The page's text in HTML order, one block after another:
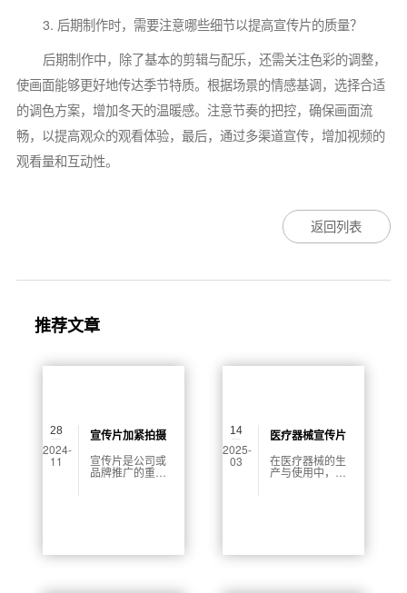
3. 后期制作时，需要注意哪些细节以提高宣传片的质量？
后期制作中，除了基本的剪辑与配乐，还需关注色彩的调整，
使画面能够更好地传达季节特质。根据场景的情感基调，选择合适
的调色方案，增加冬天的温暖感。注意节奏的把控，确保画面流
畅，以提高观众的观看体验，最后，通过多渠道宣传，增加视频的
观看量和互动性。
返回列表
推荐文章
28
2024-
11
宣传片加紧拍摄
怎么弄好看
宣传片是公司或
品牌推广的重要
将宣传片拍摄得
的核心内容。本
14
2025-
03
医疗器械宣传片
无菌棚搭建
在医疗器械的生
产与使用中，无
无菌棚不仅可以
生产、测试提供